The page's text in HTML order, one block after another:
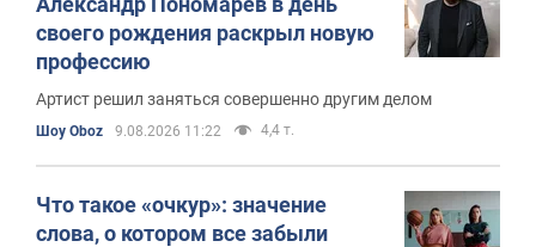
своего рождения раскрыл новую
профессию
Артист решил заняться совершенно другим делом
Шоу Oboz 9.08.2026 11:22 4,4 т.
Что такое «очкур»: значение
слова, о котором все забыли